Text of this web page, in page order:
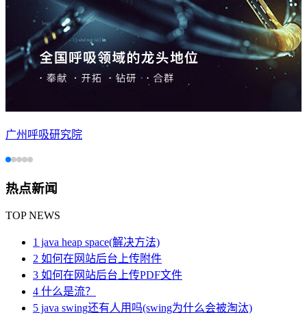
广州呼吸研究院
热点新闻
TOP NEWS
1 java heap space(解决方法)
2 如何在网站后台上传附件
3 如何在网站后台上传PDF文件
4 什么是流？
5 java swing还有人用吗(swing为什么会被淘汰)